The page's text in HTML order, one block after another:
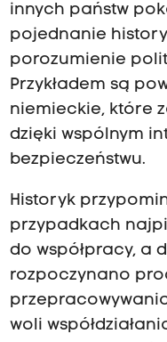
innych państw
pojednanie
porozumienie
Przykładem są
niemieckie, które
dzięki wspólnym
bezpieczeństwu.
Historyk
przypadkach
do współpracy, a
rozpoczynano
woli